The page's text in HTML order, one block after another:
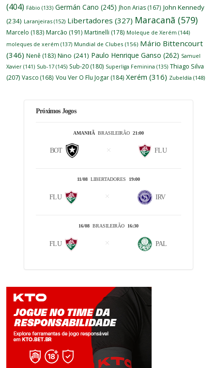
(404) Fábio (133) Germán Cano (245) Jhon Arias (167) John Kennedy
(234) Laranjeiras (152) Libertadores (327) Maracanã (579)
Marcelo (183) Marcão (191) Martinelli (178) Moleque de Xerém (144)
moleques de xerém (137) Mundial de Clubes (156) Mário Bittencourt
(346) Nenê (183) Nino (241) Paulo Henrique Ganso (262) Samuel
Xavier (141) Sub-17 (145) Sub-20 (180) Superliga Feminina (135) Thiago Silva
(207) Vasco (168) Vou Ver O Flu Jogar (184) Xerém (316) Zubeldía (148)
Próximos Jogos
AMANHÃBRASILEIRÃO 21:00
BOT FLU
11/08LIBERTADORES 19:00
FLU IRV
16/08BRASILEIRÃO 16:30
FLU PAL